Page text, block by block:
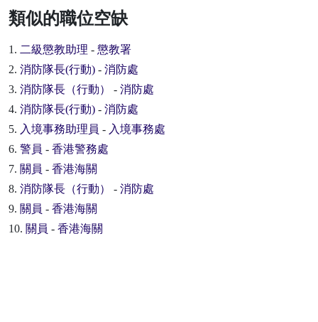
類似的職位空缺
1. 二級懲教助理 - 懲教署
2. 消防隊長(行動) - 消防處
3. 消防隊長（行動） - 消防處
4. 消防隊長(行動) - 消防處
5. 入境事務助理員 - 入境事務處
6. 警員 - 香港警務處
7. 關員 - 香港海關
8. 消防隊長（行動） - 消防處
9. 關員 - 香港海關
10. 關員 - 香港海關